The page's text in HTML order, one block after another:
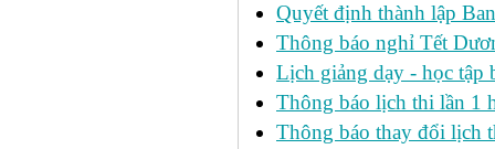
Quyết định thành lập
Thông báo nghỉ Tết
Lịch giảng dạy - học tập
Thông báo lịch thi lần 1
Thông báo thay đổi lịch